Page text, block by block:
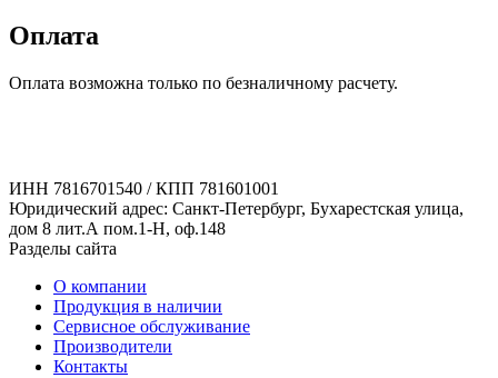
Оплата
Оплата возможна только по безналичному расчету.
ИНН 7816701540 / КПП 781601001
Юридический адрес: Санкт-Петербург, Бухарестская улица,
дом 8 лит.А пом.1-Н, оф.148
Разделы сайта
О компании
Продукция в наличии
Сервисное обслуживание
Производители
Контакты